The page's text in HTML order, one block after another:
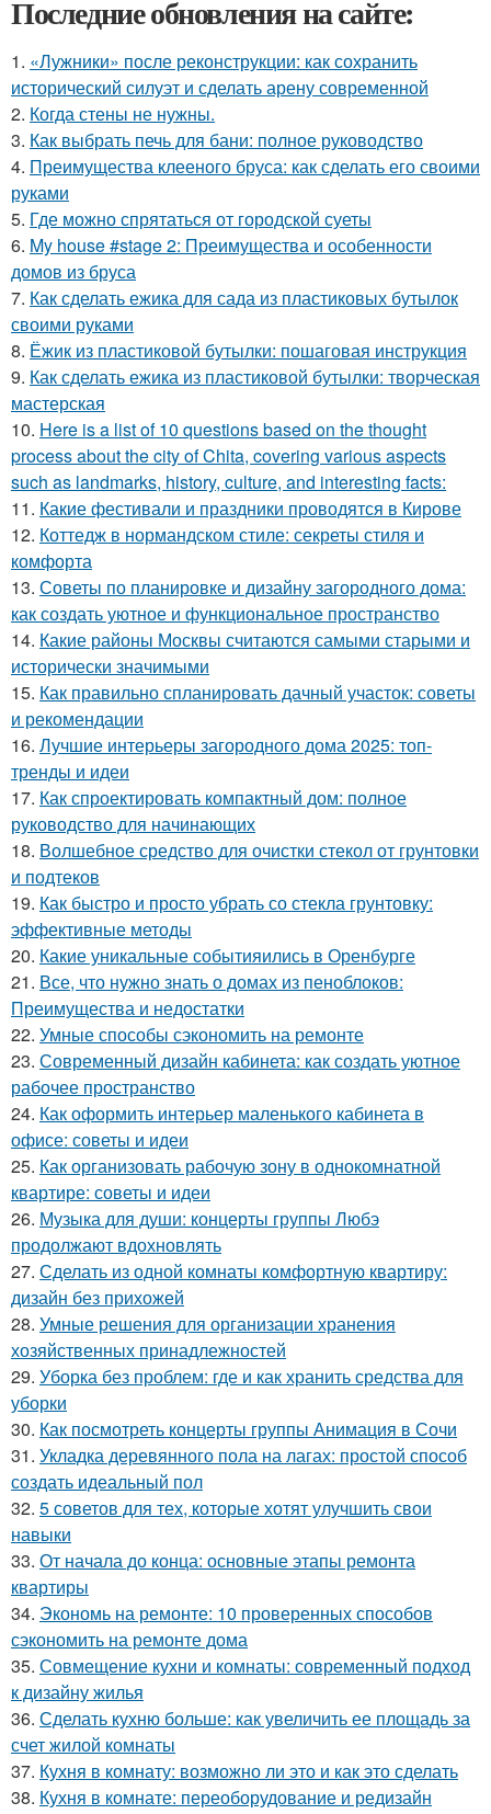
Последние обновления на сайте:
1. «Лужники» после реконструкции: как сохранить
исторический силуэт и сделать арену современной
2. Когда стены не нужны.
3. Как выбрать печь для бани: полное руководство
4. Преимущества клееного бруса: как сделать его своими
руками
5. Где можно спрятаться от городской суеты
6. My house #stage 2: Преимущества и особенности
домов из бруса
7. Как сделать ежика для сада из пластиковых бутылок
своими руками
8. Ёжик из пластиковой бутылки: пошаговая инструкция
9. Как сделать ежика из пластиковой бутылки: творческая
мастерская
10. Here is a list of 10 questions based on the thought
process about the city of Chita, covering various aspects
such as landmarks, history, culture, and interesting facts:
11. Какие фестивали и праздники проводятся в Кирове
12. Коттедж в нормандском стиле: секреты стиля и
комфорта
13. Советы по планировке и дизайну загородного дома:
как создать уютное и функциональное пространство
14. Какие районы Москвы считаются самыми старыми и
исторически значимыми
15. Как правильно спланировать дачный участок: советы
и рекомендации
16. Лучшие интерьеры загородного дома 2025: топ-
тренды и идеи
17. Как спроектировать компактный дом: полное
руководство для начинающих
18. Волшебное средство для очистки стекол от грунтовки
и подтеков
19. Как быстро и просто убрать со стекла грунтовку:
эффективные методы
20. Какие уникальные событияились в Оренбурге
21. Все, что нужно знать о домах из пеноблоков:
Преимущества и недостатки
22. Умные способы сэкономить на ремонте
23. Современный дизайн кабинета: как создать уютное
рабочее пространство
24. Как оформить интерьер маленького кабинета в
офисе: советы и идеи
25. Как организовать рабочую зону в однокомнатной
квартире: советы и идеи
26. Музыка для души: концерты группы Любэ
продолжают вдохновлять
27. Сделать из одной комнаты комфортную квартиру:
дизайн без прихожей
28. Умные решения для организации хранения
хозяйственных принадлежностей
29. Уборка без проблем: где и как хранить средства для
уборки
30. Как посмотреть концерты группы Анимация в Сочи
31. Укладка деревянного пола на лагах: простой способ
создать идеальный пол
32. 5 советов для тех, которые хотят улучшить свои
навыки
33. От начала до конца: основные этапы ремонта
квартиры
34. Экономь на ремонте: 10 проверенных способов
сэкономить на ремонте дома
35. Совмещение кухни и комнаты: современный подход
к дизайну жилья
36. Сделать кухню больше: как увеличить ее площадь за
счет жилой комнаты
37. Кухня в комнату: возможно ли это и как это сделать
38. Кухня в комнате: переоборудование и редизайн